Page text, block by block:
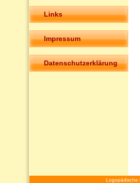
Links
Impressum
Datenschutzerklärung
Logopädische